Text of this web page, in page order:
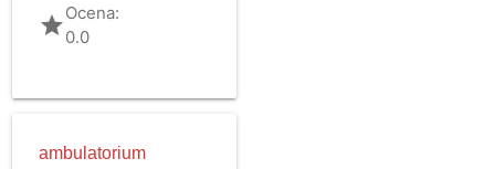
gradeOcena:
0.0
ambulatorium